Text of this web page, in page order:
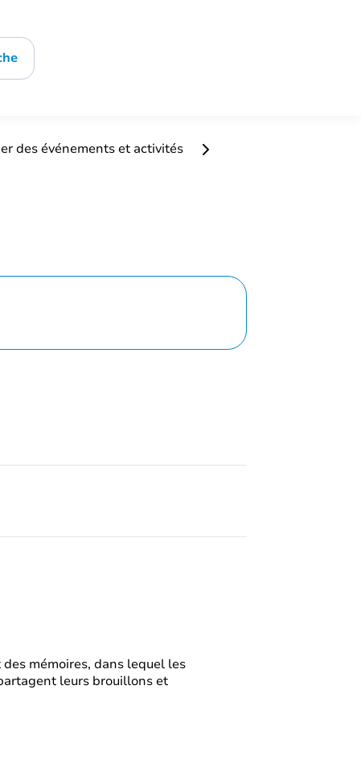
des événements et activités
mémoires, dans lequel les
leurs brouillons et